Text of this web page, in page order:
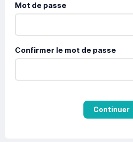
Mot de passe
Confirmer le mot de passe
Continuer